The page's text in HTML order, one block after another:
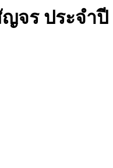
จร ประจำปี